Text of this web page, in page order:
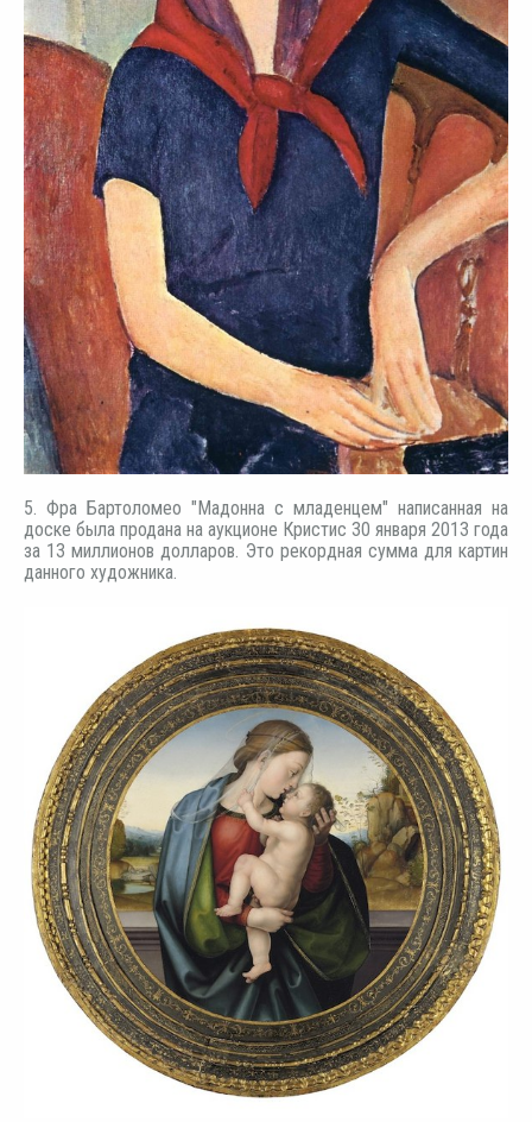
5. Фра Бартоломео "Мадонна с младенцем" написанная на
доске была продана на аукционе Кристис 30 января 2013 года
за 13 миллионов долларов. Это рекордная сумма для картин
данного художника.